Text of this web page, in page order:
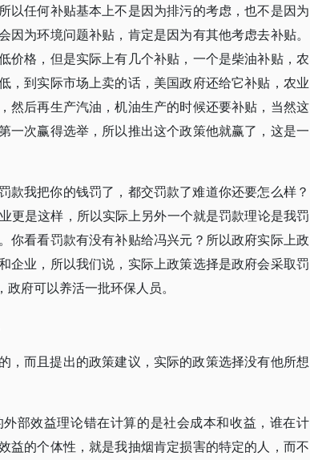
以任何补贴基本上不是因为排污的考虑，也不是因为
为环境问题补贴，肯定是因为有其他考虑去补贴。
价格，但是实际上有几个补贴，一个是柴油补贴，农
，到实际市场上卖的话，美国政府还给它补贴，农业
然后再生产汽油，机油生产的时候还要补贴，当然这
一次赢得选举，所以推出这个政策他就赢了，这是一
款我把你的钱罚了，都交罚款了难道你还要怎么样？
更是这样，所以实际上另外一个就是罚款理论是我罚
你看看罚款有没有补贴给冯兴元？所以政府实际上政
企业，所以我们说，实际上政策选择是政府会采取罚
府可以养活一批环保人员。
，而且提出的政策建议，实际的政策选择没有他所想
部效益理论错在计算的是社会成本和收益，谁在计
益的个体性，就是我抽烟肯定损害的特定的人，而不